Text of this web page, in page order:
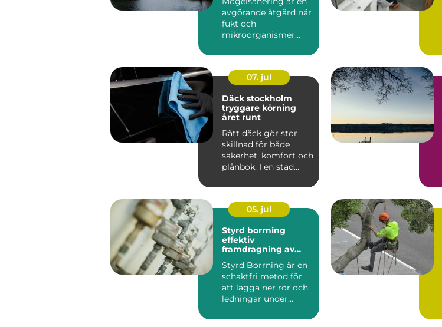
avgörande åtgärd när
fukt och
mikroorganismer
07. jul
Däck stockholm
tryggare körning
året runt
Rätt däck gör stor
skillnad för både
säkerhet, komfort och
plånbok. I en stad
tvä...
05. jul
Styrd borrning
effektiv
framdragning av
schakt
Styrd Borrning är en
schaktfri metod för
att lägga ner rör och
ledningar under
grä...